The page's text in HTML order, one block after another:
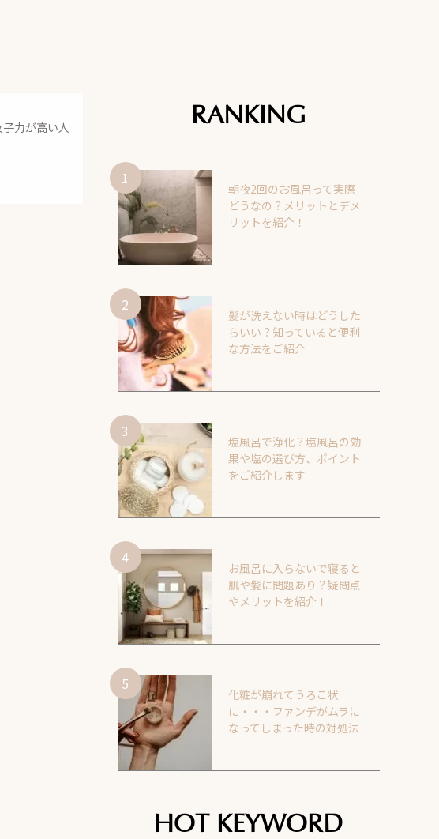
力が高い人
RANKING
朝夜2回のお風呂って実際
どうなの？メリットとデメ
リットを紹介！
髪が洗えない時はどうした
らいい？知っていると便利
な方法をご紹介
塩風呂で浄化？塩風呂の効
果や塩の選び方、ポイント
をご紹介します
お風呂に入らないで寝ると
肌や髪に問題あり？疑問点
やメリットを紹介！
化粧が崩れてうろこ状
に・・・ファンデがムラに
なってしまった時の対処法
HOT KEYWORD